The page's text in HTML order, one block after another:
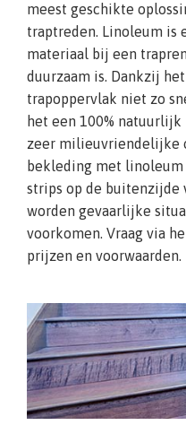
meest geschikte
traptreden. Linoleum is
materiaal bij een
duurzaam is. Dankzij
trapoppervlak niet zo
het een 100% natuurlijk
zeer milieuvriendelijke
bekleding met
strips op de buitenzijde
worden gevaarlijke
voorkomen. Vraag via
prijzen en voorwaarden.